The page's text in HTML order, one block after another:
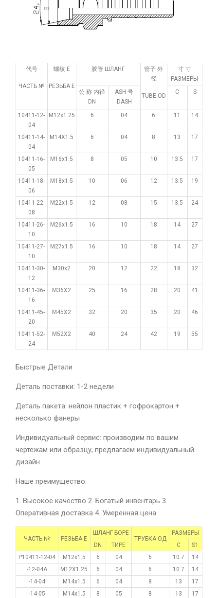
代号
ЧАСТЬ №
螺纹 E
РЕЗЬБА Е
胶管 ШЛАНГ
管子 外
径
TUBE.OD
寸 寸
РАЗМЕРЫ
公 称 内径
DN
ASH 号
DASH
С S
10411-12-
04
M12x1.25 6 04 6 11 14
10411-14-
04
M14X1.5 6 04 8 13 17
10411-16-
05
M16x1.5 8 05 10 13.5 17
10411-18-
06
M18x1.5 10 06 12 13.5 19
10411-22-
08
M22x1.5 12 08 15 13.5 24
10411-26-
10
M26x1.5 16 10 18 14 27
10411-27-
10
M27x1.5 16 10 18 14 27
10411-30-
12
M30x2 20 12 22 18 32
10411-36-
16
M36X2 25 16 28 20 41
10411-45-
20
M45X2 32 20 35 20 46
10411-52-
24
M52X2 40 24 42 19 55
Быстрые Детали
Деталь поставки: 1-2 недели
Деталь пакета: нейлон пластик + гофрокартон +
несколько фанеры
Индивидуальный сервис: производим по вашим
чертежам или образцу, предлагаем индивидуальный
дизайн
Наше преимущество:
1. Высокое качество 2. Богатый инвентарь 3.
Оперативная доставка 4. Умеренная цена
ЧАСТЬ № РЕЗЬБА Е
ШЛАНГ БОРЕ
ТРУБКА ОД
РАЗМЕРЫ
DN
ТИРЕ С
S1
P10411-12-04
M12x1.5 6 04 6 10.7
14
-12-04A
M12X1.25 6 04 6 10.7
14
-14-04
M14x1.5 6 04 8 13
17
-14-05
M14x1.5 8 05 8 13 17